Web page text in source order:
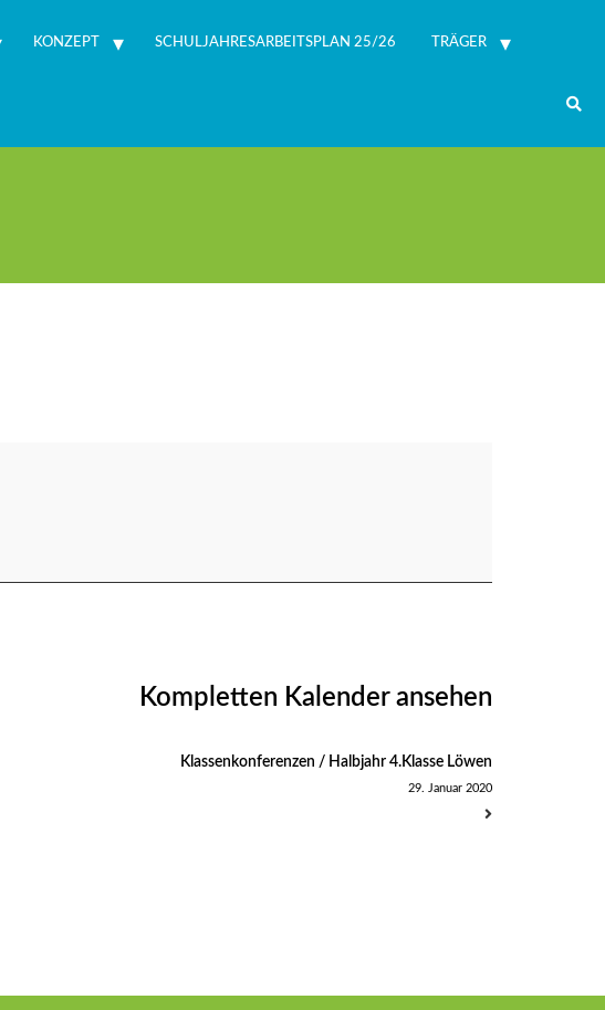
KONZEPT SCHULJAHRESARBEITSPLAN 25/26 TRÄGER
Kompletten Kalender ansehen
Klassenkonferenzen / Halbjahr 4.Klasse Löwen
29. Januar 2020